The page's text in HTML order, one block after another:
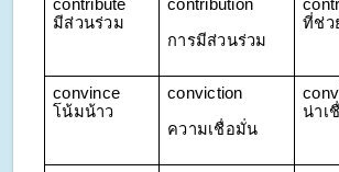
contribute
มีส่วนร่วม
contribution
การมีส่วนร่วม
ที่ช่ว
convince
โน้มน้าว
conviction
ความเชื่อมั่น
น่าเ